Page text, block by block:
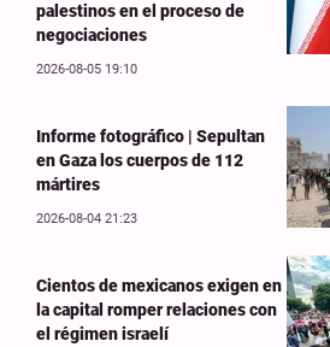
palestinos en el proceso de
negociaciones
2026-08-05 19:10
Informe fotográfico | Sepultan
en Gaza los cuerpos de 112
mártires
2026-08-04 21:23
Cientos de mexicanos exigen en
la capital romper relaciones con
el régimen israelí